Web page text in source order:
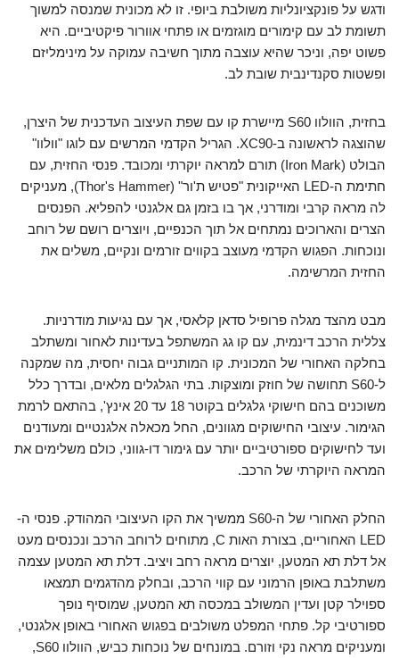
ודגש על פונקציונליות משולבת ביופי. זו לא מכונית שמנסה למשוך
תשומת לב עם קימורים מוגזמים או פתחי אוורור פיקטיביים. היא
פשוט יפה, וניכר שהיא עוצבה מתוך חשיבה עמוקה על מינימליזם
ופשטות סקנדינבית שובת לב.
בחזית, הוולוו S60 מיישרת קו עם שפת העיצוב העדכנית של היצרן,
שהוצגה לראשונה ב-XC90. הגריל הקדמי המרשים עם לוגו "וולוו"
הבולט (Iron Mark) תורם למראה יוקרתי ומכובד. פנסי החזית, עם
חתימת ה-LED האייקונית "פטיש ת'ור" (Thor's Hammer), מעניקים
לה מראה קרבי ומודרני, אך בו בזמן גם אלגנטי להפליא. הפנסים
הצרים והארוכים נמתחים אל תוך הכנפיים, ויוצרים רושם של רוחב
ונוכחות. הפגוש הקדמי מעוצב בקווים זורמים ונקיים, משלים את
החזית המרשימה.
מבט מהצד מגלה פרופיל סדאן קלאסי, אך עם נגיעות מודרניות.
צללית הרכב דינמית, עם קו גג המשתפל בעדינות לאחור ומשתלב
בחלקה האחורי של המכונית. קו המותניים גבוה יחסית, מה שמקנה
ל-S60 תחושה של חוזק ומוצקות. בתי הגלגלים מלאים, ובדרך כלל
משוכנים בהם חישוקי גלגלים בקוטר 18 עד 20 אינץ', בהתאם לרמת
הגימור. עיצובי החישוקים מגוונים, החל מכאלה אלגנטיים ומעודנים
ועד לחישוקים ספורטיביים יותר עם גימור דו-גווני, כולם משלימים את
המראה היוקרתי של הרכב.
החלק האחורי של ה-S60 ממשיך את הקו העיצובי המהודק. פנסי ה-
LED האחוריים, בצורת האות C, מתוחים לרוחב הרכב ונכנסים מעט
אל דלת תא המטען, יוצרים מראה רחב ויציב. דלת תא המטען עצמה
משתלבת באופן הרמוני עם קווי הרכב, ובחלק מהדגמים תמצאו
ספוילר קטן ועדין המשולב במכסה תא המטען, שמוסיף נופך
ספורטיבי קל. פתחי המפלט משולבים בפגוש האחורי באופן אלגנטי,
ומעניקים מראה נקי וזורם. במונחים של נוכחות כביש, הוולוו S60,